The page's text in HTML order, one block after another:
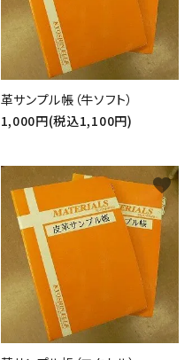
革サンプル帳（牛ソフト）
1,000円(税込1,100円)
favorite
close